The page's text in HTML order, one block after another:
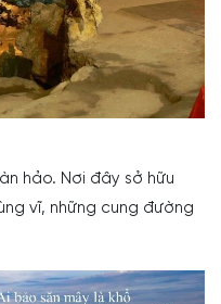
hảo. Nơi đây sở hữu
vĩ, những cung đường